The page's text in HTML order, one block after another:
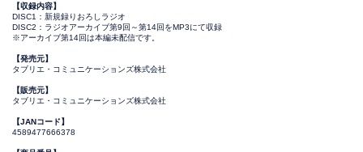
【収録内容】
DISC1：新規録りおろしラジオ
DISC2：ラジオアーカイブ第9回～第14回をMP3にて収録
※アーカイブ第14回は本編未配信です。
【発売元】
タブリエ・コミュニケーションズ株式会社
【販売元】
タブリエ・コミュニケーションズ株式会社
【JANコード】
4589477666378